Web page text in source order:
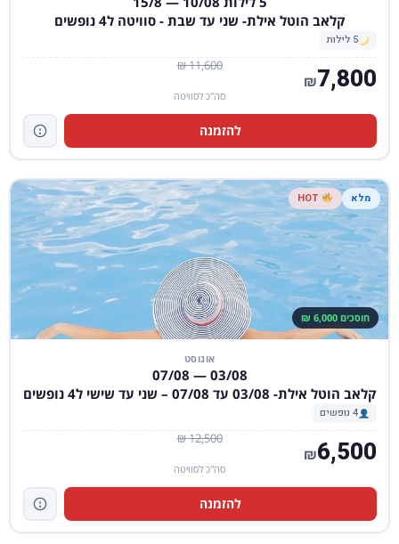
קלאב הוטל אילת- שני עד שבת - סוויטה ל4 נופשים
5 לילות
11,600 ₪ 7,800
₪
סה"כ לסוויטה
להזמנה
מלא
חוסכים 6,000 ₪
אוגוסט
03/08 — 07/08
קלאב הוטל אילת- 03/08 עד 07/08 – שני עד שישי ל4 נופשים
4 נופשים
12,500 ₪ 6,500
₪
סה"כ לסוויטה
להזמנה